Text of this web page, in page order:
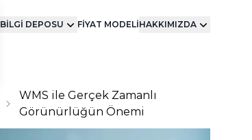
BİLGİ DEPOSU FİYAT MODELİHAKKIMIZDA
WMS ile Gerçek Zamanlı
Görünürlüğün Önemi